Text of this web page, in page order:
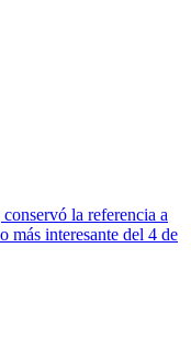
la referencia a
interesante del 4 de